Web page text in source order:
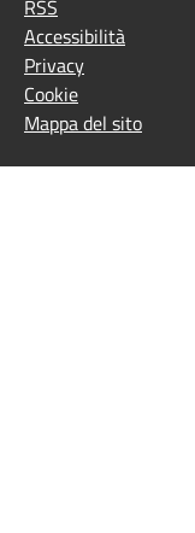
RSS
Accessibilità
Privacy
Cookie
Mappa del sito